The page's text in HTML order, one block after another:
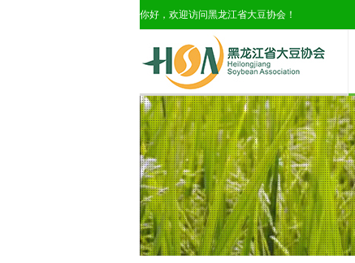
你好，欢迎访问黑龙江省大豆协会！